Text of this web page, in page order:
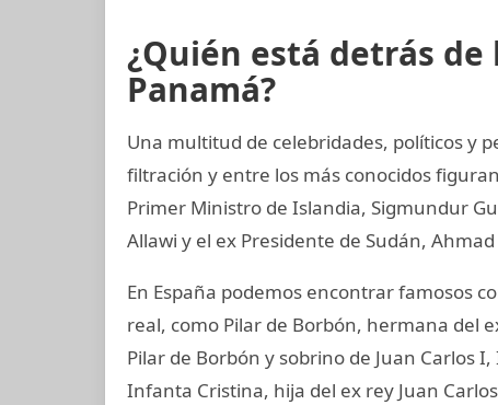
¿Quién está detrás
Panamá?
Una multitud de celebridades, políticos y
filtración y entre los más conocidos
Primer Ministro de Islandia, Sigmundur
Allawi y el ex Presidente de Sudán,
En España podemos encontrar famosos
real, como Pilar de Borbón, hermana del
Pilar de Borbón y sobrino de Juan Carlos
Infanta Cristina, hija del ex rey Juan